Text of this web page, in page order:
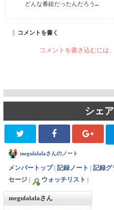
どんな番組だったんだろう…
コメントを書く
コメントを書き込むには
シェ
megulalalaさんのノート
メンバートップ| 記録ノート 記録グ
セージ
ウォッチリスト
megulalalaさん